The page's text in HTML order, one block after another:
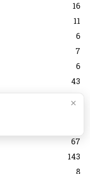
16
11
6
7
6
43
8
67
143
8
×